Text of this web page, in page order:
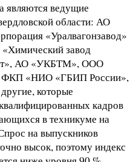
являются ведущие
области: АО
«Уралвагонзавод»
завод
АО «УКБТМ», ООО
ФКП «НИО «ГБИП России»,
которые
кадров
в техникуме на
на выпускников
высок, поэтому индекс